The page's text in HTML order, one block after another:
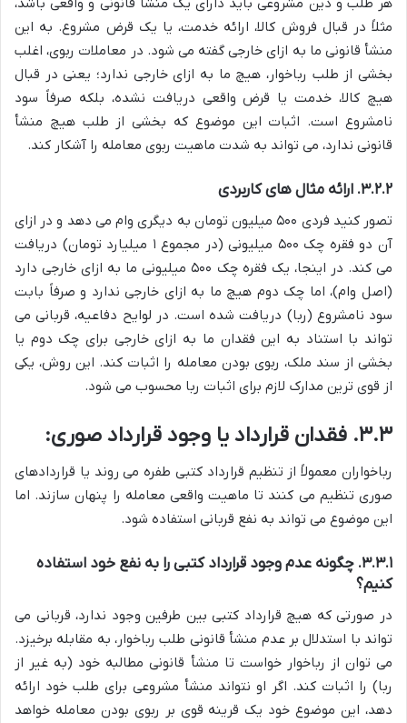
هر طلب و دین مشروعی باید دارای یک منشأ قانونی و واقعی باشد،
مثلاً در قبال فروش کالا، ارائه خدمت، یا یک قرض مشروع. به این
منشأ قانونی ما به ازای خارجی گفته می شود. در معاملات ربوی، اغلب
بخشی از طلب رباخوار، هیچ ما به ازای خارجی ندارد؛ یعنی در قبال
هیچ کالا، خدمت یا قرض واقعی دریافت نشده، بلکه صرفاً سود
نامشروع است. اثبات این موضوع که بخشی از طلب هیچ منشأ
قانونی ندارد، می تواند به شدت ماهیت ربوی معامله را آشکار کند.
۳.۲.۲. ارائه مثال های کاربردی
تصور کنید فردی ۵۰۰ میلیون تومان به دیگری وام می دهد و در ازای
آن دو فقره چک ۵۰۰ میلیونی (در مجموع ۱ میلیارد تومان) دریافت
می کند. در اینجا، یک فقره چک ۵۰۰ میلیونی ما به ازای خارجی دارد
(اصل وام)، اما چک دوم هیچ ما به ازای خارجی ندارد و صرفاً بابت
سود نامشروع (ربا) دریافت شده است. در لوایح دفاعیه، قربانی می
تواند با استناد به این فقدان ما به ازای خارجی برای چک دوم یا
بخشی از سند ملک، ربوی بودن معامله را اثبات کند. این روش، یکی
از قوی ترین مدارک لازم برای اثبات ربا محسوب می شود.
۳.۳. فقدان قرارداد یا وجود قرارداد صوری:
رباخواران معمولاً از تنظیم قرارداد کتبی طفره می روند یا قراردادهای
صوری تنظیم می کنند تا ماهیت واقعی معامله را پنهان سازند. اما
این موضوع می تواند به نفع قربانی استفاده شود.
۳.۳.۱. چگونه عدم وجود قرارداد کتبی را به نفع خود استفاده
کنیم؟
در صورتی که هیچ قرارداد کتبی بین طرفین وجود ندارد، قربانی می
تواند با استدلال بر عدم منشأ قانونی طلب رباخوار، به مقابله برخیزد.
می توان از رباخوار خواست تا منشأ قانونی مطالبه خود (به غیر از
ربا) را اثبات کند. اگر او نتواند منشأ مشروعی برای طلب خود ارائه
دهد، این موضوع خود یک قرینه قوی بر ربوی بودن معامله خواهد